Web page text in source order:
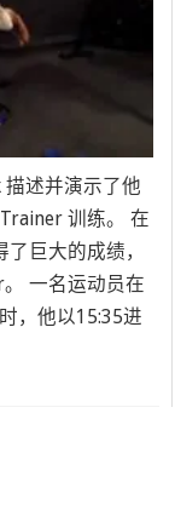
描述并演示了他
训练。 在
巨大的成绩，
一名运动员在
，他以15:35进